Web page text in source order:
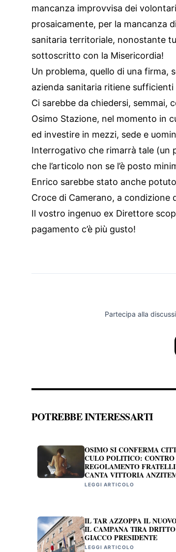
mancanza improvvisa dei
prosaicamente, per la mancanza
sanitaria territoriale, nonostante
sottoscritto con la Misericordia!
Un problema, quello di una firma,
azienda sanitaria ritiene
Ci sarebbe da chiedersi, semmai,
Osimo Stazione, nel momento in
ed investire in mezzi, sede e
Interrogativo che rimarrà tale (un
che l’articolo non se l’è posto
Enrico sarebbe stato anche
Croce di Camerano, a condizione
Il vostro ingenuo ex Direttore
pagamento c’è più gusto!
Partecipa alla
POTREBBE INTERESSARTI
OSIMO SI CONFERMA
CULO POLITICO:
REGOLAMENTO
CANTA VITTORIA
LEGGI ARTICOLO
IL TAR AZZOPPA IL
IL CAMPANA TIRA
GIACCO PRESIDENTE
LEGGI ARTICOLO